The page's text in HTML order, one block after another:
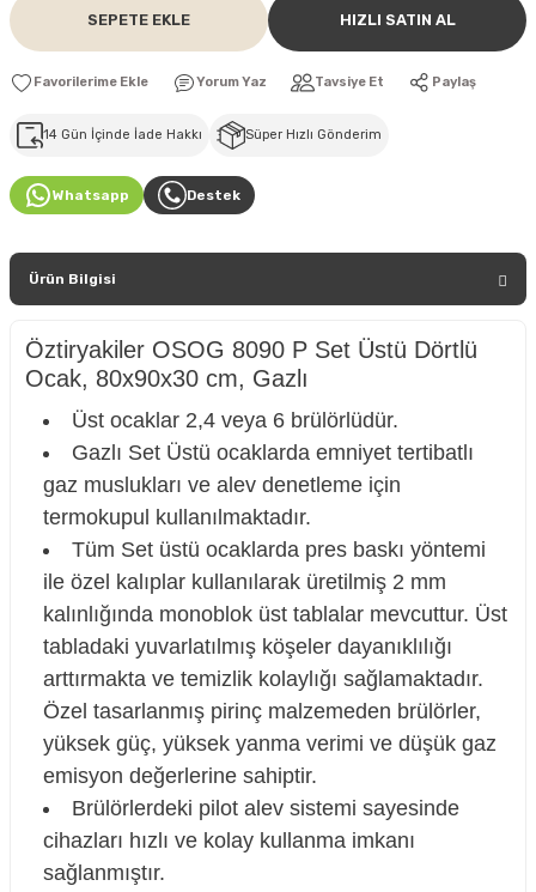
SEPETE EKLE HIZLI SATIN AL
Yorum Yaz Tavsiye Et Paylaş
14 Gün İçinde İade Hakkı Süper Hızlı Gönderim
Whatsapp Destek
Ürün Bilgisi
Öztiryakiler OSOG 8090 P Set Üstü Dörtlü
Ocak, 80x90x30 cm, Gazlı
Üst ocaklar 2,4 veya 6 brülörlüdür.
Gazlı Set Üstü ocaklarda emniyet tertibatlı
gaz muslukları ve alev denetleme için
termokupul kullanılmaktadır.
Tüm Set üstü ocaklarda pres baskı yöntemi
ile özel kalıplar kullanılarak üretilmiş 2 mm
kalınlığında monoblok üst tablalar mevcuttur. Üst
tabladaki yuvarlatılmış köşeler dayanıklılığı
arttırmakta ve temizlik kolaylığı sağlamaktadır.
Özel tasarlanmış pirinç malzemeden brülörler,
yüksek güç, yüksek yanma verimi ve düşük gaz
emisyon değerlerine sahiptir.
Brülörlerdeki pilot alev sistemi sayesinde
cihazları hızlı ve kolay kullanma imkanı
sağlanmıştır.